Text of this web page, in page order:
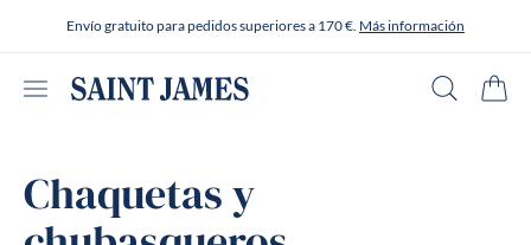
Envío gratuito para pedidos superiores a 170 €. Más información
Abrir menú
Chaquetas y